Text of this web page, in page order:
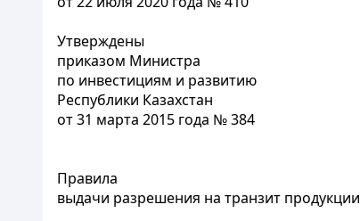
Утверждены
приказом Министра
по инвестициям и развитию
Республики Казахстан
от 31 марта 2015 года № 384
Правила
выдачи разрешения на транзит продукции